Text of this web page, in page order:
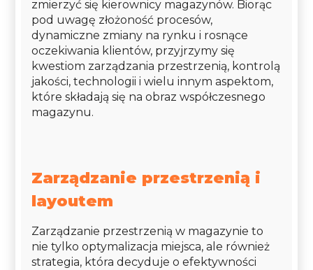
zmierzyć się kierownicy magazynów. Biorąc
pod uwagę złożoność procesów,
dynamiczne zmiany na rynku i rosnące
oczekiwania klientów, przyjrzymy się
kwestiom zarządzania przestrzenią, kontrolą
jakości, technologii i wielu innym aspektom,
które składają się na obraz współczesnego
magazynu.
Zarządzanie przestrzenią i
layoutem
Zarządzanie przestrzenią w magazynie to
nie tylko optymalizacja miejsca, ale również
strategia, która decyduje o efektywności